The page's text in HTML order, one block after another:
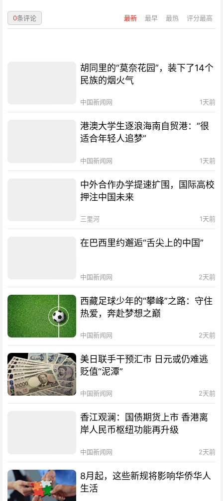
最新 最早 最热 评分最高
0条评论
胡同里的“莫奈花园”，装下了14个
民族的烟火气
中国新闻网 1天前
港澳大学生逐浪海南自贸港：“很
适合年轻人追梦”
中国新闻网 1天前
中外合作办学提速扩围，国际高校
押注中国未来
三里河 1天前
在巴西里约邂逅“舌尖上的中国”
中国新闻网 2天前
西藏足球少年的“攀峰”之路：守住
热爱，奔赴梦想之巅
中国新闻网 2天前
美日联手干预汇市 日元或仍难逃
贬值“泥潭”
中国新闻网 2天前
香江观澜：国债期货上市 香港离
岸人民币枢纽功能再升级
中国新闻网 2天前
8月起，这些新规将影响华侨华人
生活